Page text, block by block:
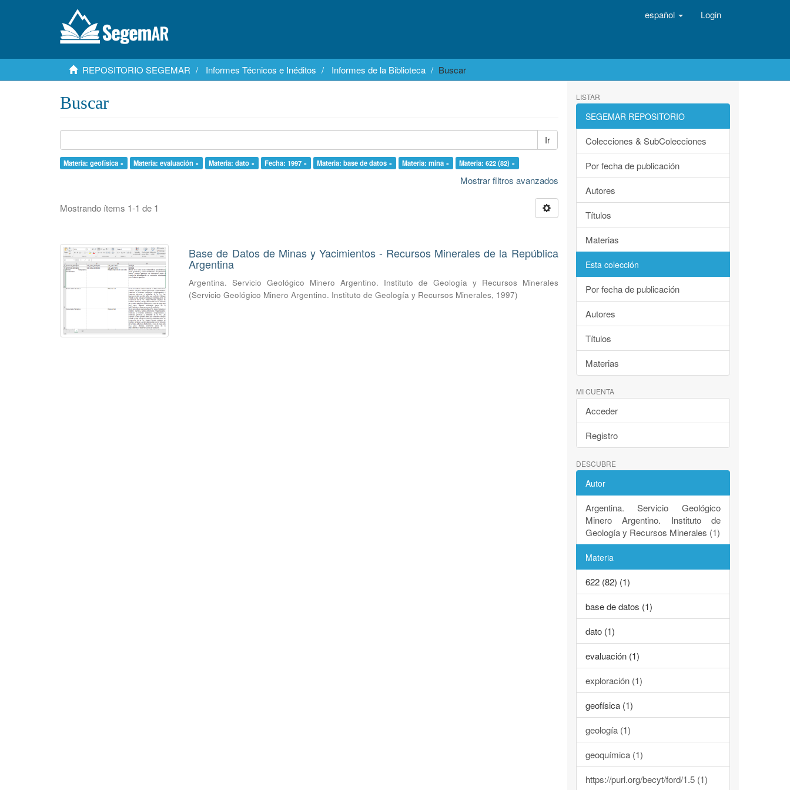
español Login
REPOSITORIO SEGEMAR Informes Técnicos e Inéditos Informes de la Biblioteca Buscar
Buscar
Ir
Materia: geofísica × Materia: evaluación × Materia: dato × Fecha: 1997 × Materia: base de datos × Materia: mina × Materia: 622 (82) ×
Mostrar filtros avanzados
Mostrando ítems 1-1 de 1
Base de Datos de Minas y Yacimientos - Recursos Minerales de la República
Argentina
Argentina. Servicio Geológico Minero Argentino. Instituto de Geología y Recursos Minerales
(Servicio Geológico Minero Argentino. Instituto de Geología y Recursos Minerales, 1997)
LISTAR
SEGEMAR REPOSITORIO
Colecciones & SubColecciones
Por fecha de publicación
Autores
Títulos
Materias
Esta colección
Por fecha de publicación
Autores
Títulos
Materias
MI CUENTA
Acceder
Registro
DESCUBRE
Autor
Argentina. Servicio Geológico
Minero Argentino. Instituto de
Geología y Recursos Minerales (1)
Materia
622 (82) (1)
base de datos (1)
dato (1)
evaluación (1)
exploración (1)
geofísica (1)
geología (1)
geoquímica (1)
https://purl.org/becyt/ford/1.5 (1)